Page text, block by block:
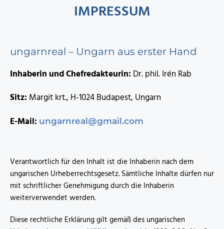
IMPRESSUM
ungarnreal – Ungarn aus erster Hand
Inhaberin und Chefredakteurin: Dr. phil. Irén Rab
Sitz: Margit krt., H-1024 Budapest, Ungarn
E-Mail: ungarnreal@gmail.com
Verantwortlich für den Inhalt ist die Inhaberin nach dem
ungarischen Urheberrechtsgesetz. Sämtliche Inhalte dürfen nur
mit schriftlicher Genehmigung durch die Inhaberin
weiterverwendet werden.
Diese rechtliche Erklärung gilt gemäß des ungarischen